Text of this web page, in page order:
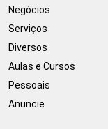
Negócios
Serviços
Diversos
Aulas e Cursos
Pessoais
Anuncie